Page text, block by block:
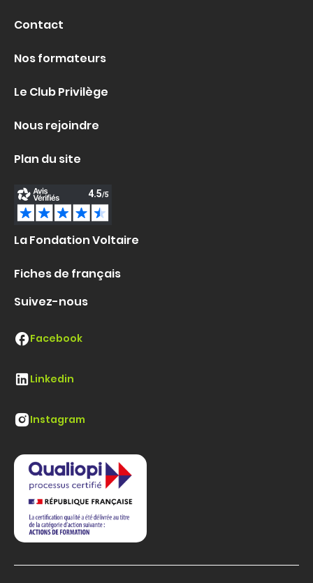
Contact
Nos formateurs
Le Club Privilège
Nous rejoindre
Plan du site
La Fondation Voltaire
Fiches de français
Suivez-nous
Facebook
Linkedin
Instagram